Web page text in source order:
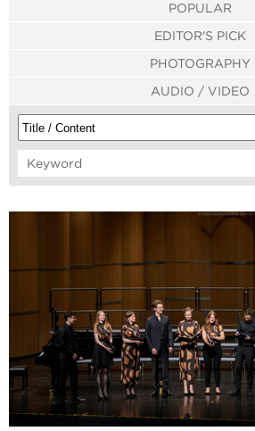
POPULAR
EDITOR'S PICK
PHOTOGRAPHY
AUDIO / VIDEO